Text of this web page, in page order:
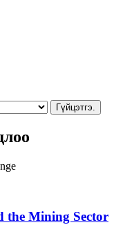
Гүйцэтгэ.
the Mining Sector